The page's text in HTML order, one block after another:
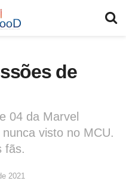
de
04 da Marvel
visto no MCU.
fãs.
2021